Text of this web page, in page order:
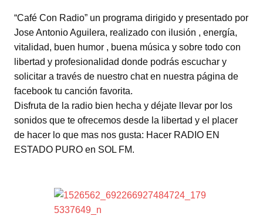
“Café Con Radio” un programa dirigido y presentado por
Jose Antonio Aguilera, realizado con ilusión , energía,
vitalidad, buen humor , buena música y sobre todo con
libertad y profesionalidad donde podrás escuchar y
solicitar a través de nuestro chat en nuestra página de
facebook tu canción favorita.
Disfruta de la radio bien hecha y déjate llevar por los
sonidos que te ofrecemos desde la libertad y el placer
de hacer lo que mas nos gusta: Hacer RADIO EN
ESTADO PURO en SOL FM.